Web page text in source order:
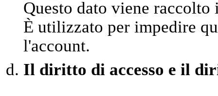
Questo dato viene
È utilizzato per impedire
l'account.
Il diritto di accesso e il